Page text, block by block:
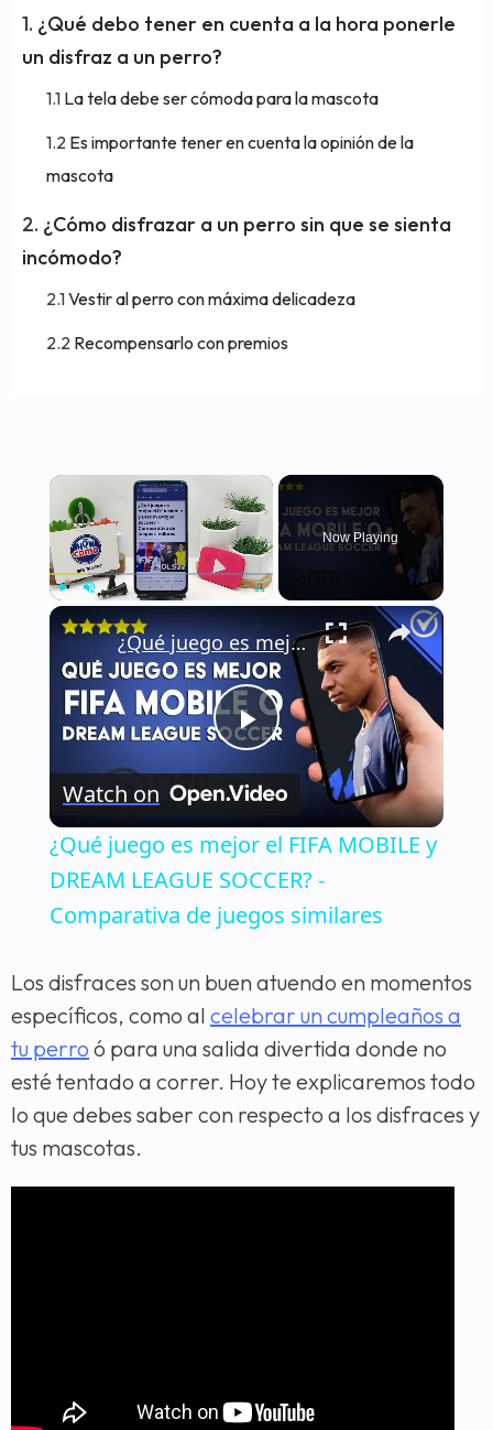
¿Qué debo tener en cuenta a la hora ponerle
un disfraz a un perro?
La tela debe ser cómoda para la mascota
Es importante tener en cuenta la opinión de la
mascota
¿Cómo disfrazar a un perro sin que se sienta
incómodo?
Vestir al perro con máxima delicadeza
Recompensarlo con premios
×
Now Playing
×
Play
Video
¿Qué juego es mejor el FIFA MOBILE y DREAM LEAGUE SOCCER? - Comparativa de juegos similares
Watch on
¿Qué juego es mejor el FIFA MOBILE y
DREAM LEAGUE SOCCER? -
Comparativa de juegos similares
Los disfraces son un buen atuendo en momentos
específicos, como al celebrar un cumpleaños a
tu perro ó para una salida divertida donde no
esté tentado a correr. Hoy te explicaremos todo
lo que debes saber con respecto a los disfraces y
tus mascotas.